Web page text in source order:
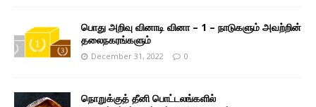
பொது அறிவு வினாடி வினா – 1 – நாடுகளும் அவற்றின்
தலைநகரங்களும்
December 31, 2022 0
நொறுக்குத் தீனி பொட்டலங்களில்